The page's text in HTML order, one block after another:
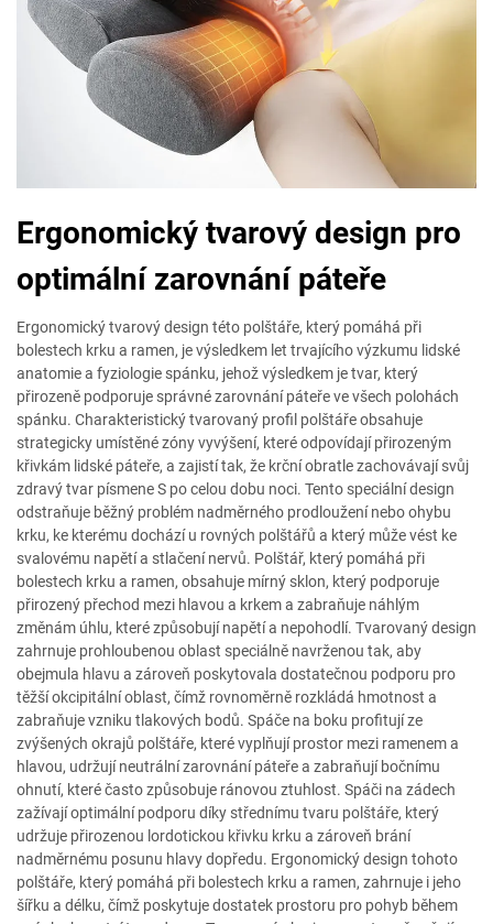
Ergonomický tvarový design pro
optimální zarovnání páteře
Ergonomický tvarový design této polštáře, který pomáhá při
bolestech krku a ramen, je výsledkem let trvajícího výzkumu lidské
anatomie a fyziologie spánku, jehož výsledkem je tvar, který
přirozeně podporuje správné zarovnání páteře ve všech polohách
spánku. Charakteristický tvarovaný profil polštáře obsahuje
strategicky umístěné zóny vyvýšení, které odpovídají přirozeným
křivkám lidské páteře, a zajistí tak, že krční obratle zachovávají svůj
zdravý tvar písmene S po celou dobu noci. Tento speciální design
odstraňuje běžný problém nadměrného prodloužení nebo ohybu
krku, ke kterému dochází u rovných polštářů a který může vést ke
svalovému napětí a stlačení nervů. Polštář, který pomáhá při
bolestech krku a ramen, obsahuje mírný sklon, který podporuje
přirozený přechod mezi hlavou a krkem a zabraňuje náhlým
změnám úhlu, které způsobují napětí a nepohodlí. Tvarovaný design
zahrnuje prohloubenou oblast speciálně navrženou tak, aby
obejmula hlavu a zároveň poskytovala dostatečnou podporu pro
těžší okcipitální oblast, čímž rovnoměrně rozkládá hmotnost a
zabraňuje vzniku tlakových bodů. Spáče na boku profitují ze
zvýšených okrajů polštáře, které vyplňují prostor mezi ramenem a
hlavou, udržují neutrální zarovnání páteře a zabraňují bočnímu
ohnutí, které často způsobuje ránovou ztuhlost. Spáči na zádech
zažívají optimální podporu díky střednímu tvaru polštáře, který
udržuje přirozenou lordotickou křivku krku a zároveň brání
nadměrnému posunu hlavy dopředu. Ergonomický design tohoto
polštáře, který pomáhá při bolestech krku a ramen, zahrnuje i jeho
šířku a délku, čímž poskytuje dostatek prostoru pro pohyb během